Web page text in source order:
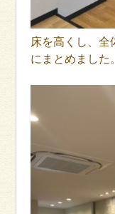
床を高くし、全
にまとめました。